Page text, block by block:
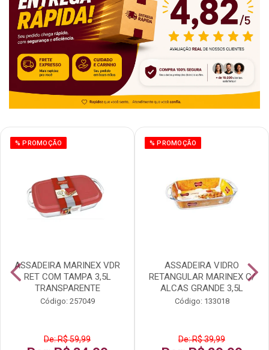
% PROMOÇÃO
ASSADEIRA MARINEX VDR
RET COM TAMPA 3,5L
TRANSPARENTE
Código: 257049
De: R$ 59,99
% PROMOÇÃO
ASSADEIRA VIDRO
RETANGULAR MARINEX C/
ALCAS GRANDE 3,5L
Código: 133018
De: R$ 39,99